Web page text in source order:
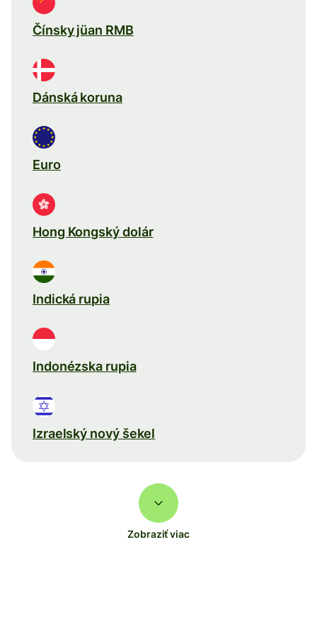
Čínsky jüan RMB
Dánská koruna
Euro
Hong Kongský dolár
Indická rupia
Indonézska rupia
Izraelský nový šekel
Zobraziť viac